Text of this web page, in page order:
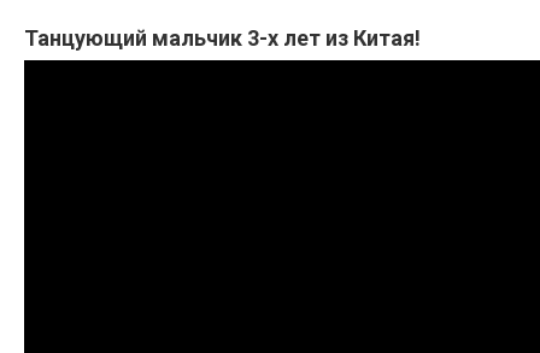
Танцующий мальчик 3-х лет из Китая!